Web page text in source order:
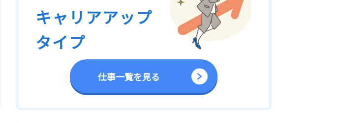
キャリアアップ
タイプ
仕事一覧を見る